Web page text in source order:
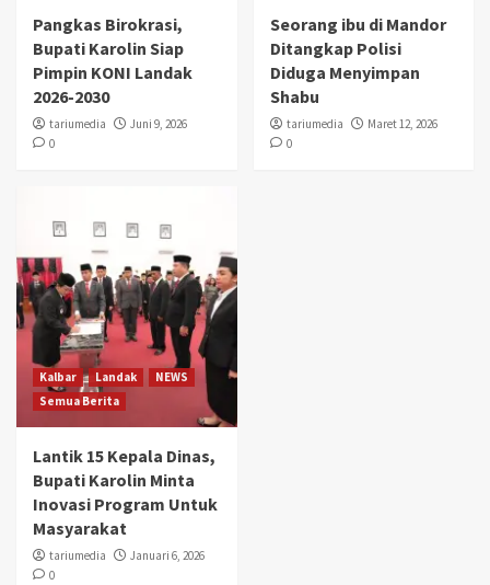
Pangkas Birokrasi,
Bupati Karolin Siap
Pimpin KONI Landak
2026-2030
tariumedia
Juni 9, 2026
0
Seorang ibu di Mandor
Ditangkap Polisi
Diduga Menyimpan
Shabu
tariumedia
Maret 12, 2026
0
Kalbar Landak
NEWS
Semua Berita
Lantik 15 Kepala Dinas,
Bupati Karolin Minta
Inovasi Program Untuk
Masyarakat
tariumedia
Januari 6, 2026
0